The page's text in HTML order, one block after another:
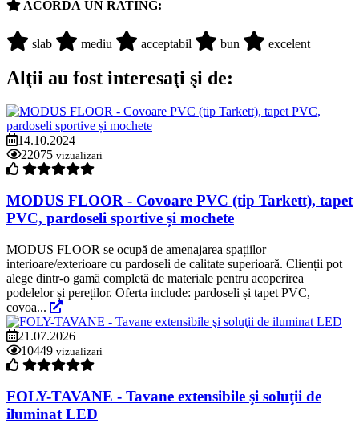
ACORDĂ UN RATING:
slab mediu acceptabil bun excelent
Alţii au fost interesaţi şi de:
14.10.2024
22075 vizualizari
MODUS FLOOR - Covoare PVC (tip Tarkett), tapet
PVC, pardoseli sportive și mochete
MODUS FLOOR se ocupă de amenajarea spațiilor
interioare/exterioare cu pardoseli de calitate superioară. Clienții pot
alege dintr-o gamă completă de materiale pentru acoperirea
podelelor și pereților. Oferta include: pardoseli și tapet PVC,
covoa...
21.07.2026
10449 vizualizari
FOLY-TAVANE - Tavane extensibile şi soluţii de
iluminat LED